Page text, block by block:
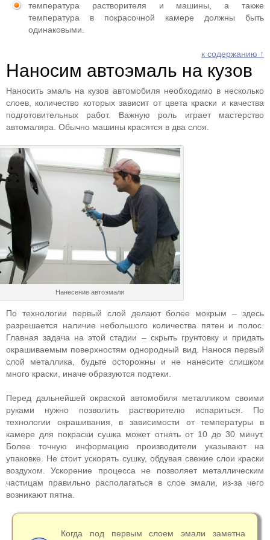
температура растворителя и машины, а также
температура в покрасочной камере должны быть
одинаковыми.
к содержанию ↑
Наносим автоэмаль на кузов
Наносить эмаль на кузов автомобиля необходимо в несколько
слоев, количество которых зависит от цвета краски и качества
подготовительных работ. Важную роль играет мастерство
автомаляра. Обычно машины красятся в два слоя.
Нанесение автоэмали
По технологии первый слой делают более мокрым – здесь
разрешается наличие небольшого количества пятен и полос.
Главная задача на этой стадии – скрыть грунтовку и придать
окрашиваемым поверхностям однородный вид. Нанося первый
слой металлика, будьте осторожны и не нанесите слишком
много краски, иначе образуются подтеки.
Перед дальнейшей окраской автомобиля металликом своими
руками нужно позволить растворителю испариться. По
технологии окрашивания, в зависимости от температуры в
камере для покраски сушка может отнять от 10 до 30 минут.
Более точную информацию производители указывают на
упаковке. Не стоит ускорять сушку, обдувая свежие слои краски
воздухом. Ускорение процесса не позволяет металлическим
частицам правильно располагаться в слое эмали, из-за чего
возникают пятна.
Когда под первым слоем эмали заметна